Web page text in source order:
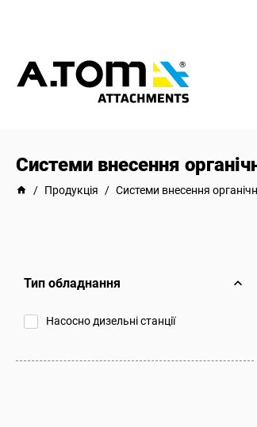
Системи внесення
/ Продукція / Системи внесення
Тип обладнання
Насосно дизельні станції